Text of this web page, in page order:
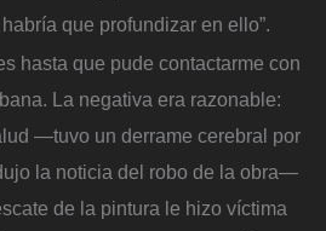
que profundizar en ello”.
hasta que pude contactarme con
La negativa era razonable:
—tuvo un derrame cerebral por
la noticia del robo de la obra—
de la pintura le hizo víctima